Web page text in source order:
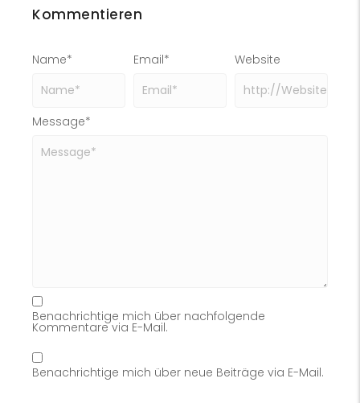
Kommentieren
Message*
Name* Email* Website
Benachrichtige mich über nachfolgende
Kommentare via E-Mail.
Benachrichtige mich über neue Beiträge via E-Mail.